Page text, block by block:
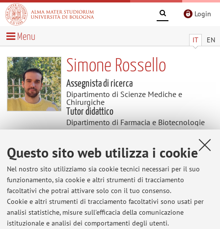
Questo sito web utilizza i cookie
Nel nostro sito utilizziamo sia cookie tecnici necessari per il suo
funzionamento, sia cookie e altri strumenti di tracciamento
facoltativi che potrai attivare solo con il tuo consenso.
Cookie e altri strumenti di tracciamento facoltativi sono usati per
analisi statistiche, misure sull'efficacia della comunicazione
istituzionale e analisi dei comportamenti degli utenti.
Login
IT EN
Menu
Simone Rossello
Assegnista di ricerca
Dipartimento di Scienze Mediche e
Chirurgiche
Tutor didattico
Dipartimento di Farmacia e Biotecnologie
Contatti
E-mail: simone.rossello2@unibo.it
Dipartimento di Scienze Mediche e Chirurgiche